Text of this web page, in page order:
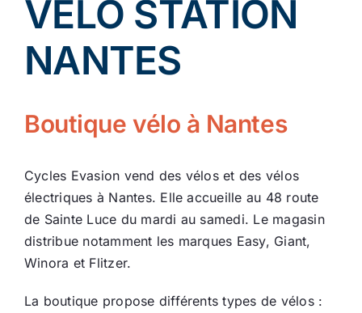
Vélos de ville
Actualité
Ecologie
VELO STATION
NANTES
Boutique vélo à Nantes
Cycles Evasion vend des vélos et des vélos
électriques à Nantes. Elle accueille au 48 route
de Sainte Luce du mardi au samedi. Le magasin
distribue notamment les marques Easy, Giant,
Winora et Flitzer.
La boutique propose différents types de vélos :